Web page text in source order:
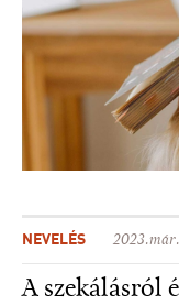
NEVELÉS
A szekálásról